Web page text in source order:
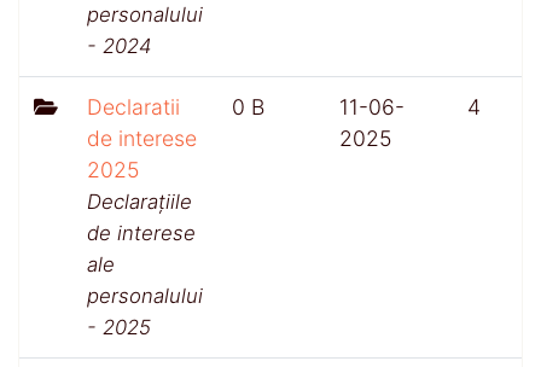
personalului
- 2024
Declaratii
de interese
2025
Declarațiile
de interese
ale
personalului
- 2025
0 B
11-06-
2025
4